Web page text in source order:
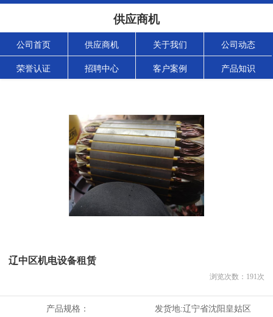
供应商机
公司首页 供应商机 关于我们 公司动态
荣誉认证 招聘中心 客户案例 产品知识
辽中区机电设备租赁
浏览次数： 191次
产品规格： 发货地:辽宁省沈阳皇姑区